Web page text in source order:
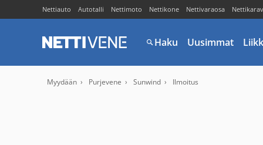
Nettiauto Autotalli Nettimoto Nettikone Nettivaraosa
Haku Uusimmat
Myydään Purjevene Sunwind Ilmoitus